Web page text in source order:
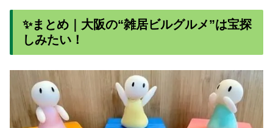
✨まとめ｜大阪の“雑居ビルグルメ”は宝探
しみたい！